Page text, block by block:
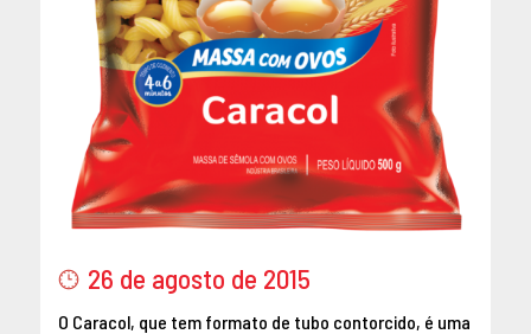
26 de agosto de 2015
O Caracol, que tem formato de tubo contorcido, é uma